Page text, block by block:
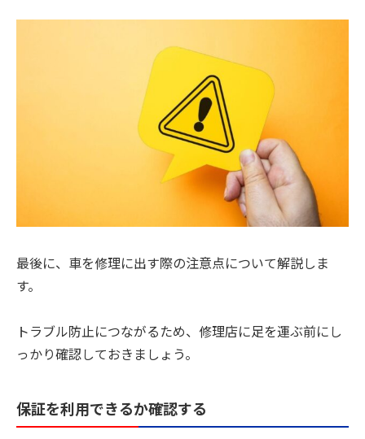
最後に、車を修理に出す際の注意点について解説しま
す。
トラブル防止につながるため、修理店に足を運ぶ前にし
っかり確認しておきましょう。
保証を利用できるか確認する